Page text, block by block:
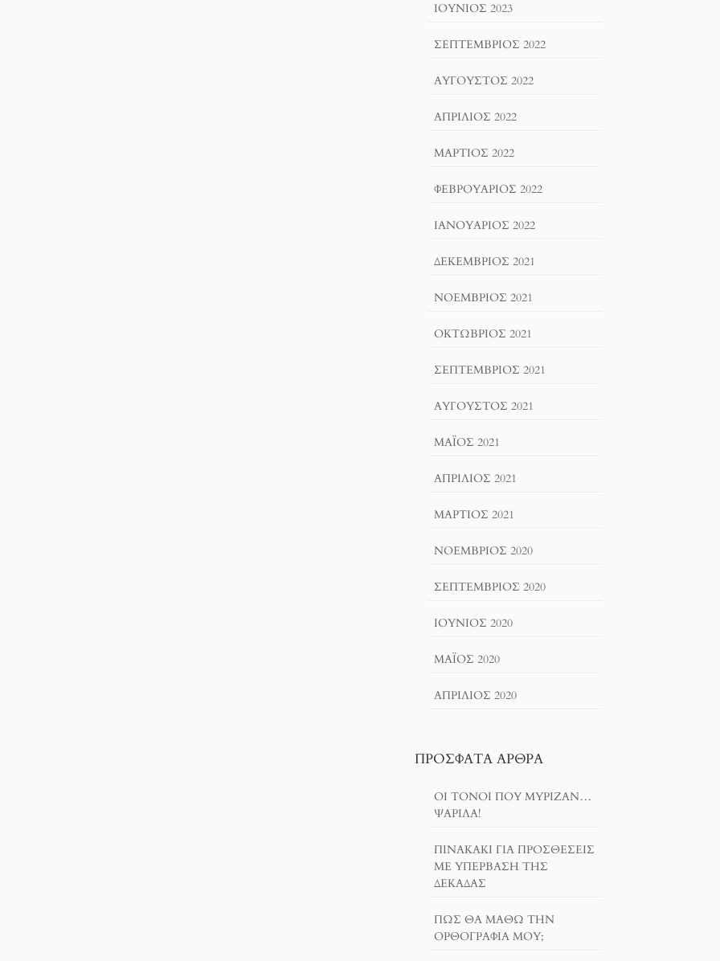
ΙΟΎΝΙΟΣ 2023
ΣΕΠΤΈΜΒΡΙΟΣ 2022
ΑΎΓΟΥΣΤΟΣ 2022
ΑΠΡΊΛΙΟΣ 2022
ΜΆΡΤΙΟΣ 2022
ΦΕΒΡΟΥΆΡΙΟΣ 2022
ΙΑΝΟΥΆΡΙΟΣ 2022
ΔΕΚΈΜΒΡΙΟΣ 2021
ΝΟΈΜΒΡΙΟΣ 2021
ΟΚΤΏΒΡΙΟΣ 2021
ΣΕΠΤΈΜΒΡΙΟΣ 2021
ΑΎΓΟΥΣΤΟΣ 2021
ΜΆΙΟΣ 2021
ΑΠΡΊΛΙΟΣ 2021
ΜΆΡΤΙΟΣ 2021
ΝΟΈΜΒΡΙΟΣ 2020
ΣΕΠΤΈΜΒΡΙΟΣ 2020
ΙΟΎΝΙΟΣ 2020
ΜΆΙΟΣ 2020
ΑΠΡΊΛΙΟΣ 2020
ΠΡΌΣΦΑΤΑ ΆΡΘΡΑ
ΟΙ ΤΌΝΟΙ ΠΟΥ ΜΎΡΙΖΑΝ…
ΨΑΡΊΛΑ!
ΠΙΝΑΚΆΚΙ ΓΙΑ ΠΡΟΣΘΈΣΕΙΣ
ΜΕ ΥΠΈΡΒΑΣΗ ΤΗΣ
ΔΕΚΆΔΑΣ
ΠΏΣ ΘΑ ΜΆΘΩ ΤΗΝ
ΟΡΘΟΓΡΑΦΊΑ ΜΟΥ;